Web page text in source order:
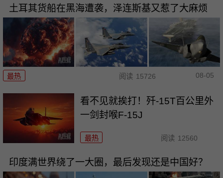
土耳其货船在黑海遭袭，泽连斯基又惹了大麻烦
最热 阅读 15726 08-05
看不见就挨打！歼-15T百公里外
一剑封喉F-15J
最热 阅读 12560
印度满世界绕了一大圈，最后发现还是中国好？